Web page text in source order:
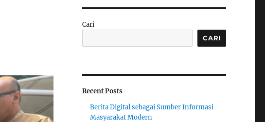
Cari
CARI
Recent Posts
Berita Digital sebagai Sumber Informasi
Masyarakat Modern